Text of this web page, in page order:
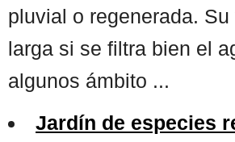
pluvial o regenerada.
larga si se filtra bien el
algunos ámbito ...
Jardín de especies